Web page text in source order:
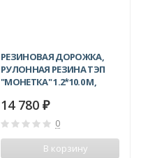
РЕЗИНОВАЯ ДОРОЖКА,
РУЛОННАЯ РЕЗИНА ТЭП
"МОНЕТКА" 1.2*10.0 М,
14 780 ₽
0
В корзину